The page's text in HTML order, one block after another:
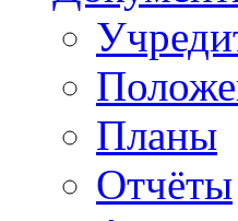
Планы
Отчёты